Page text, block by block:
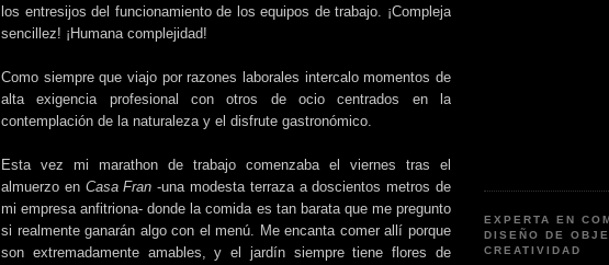
los entresijos del funcionamiento de los equipos de trabajo. ¡Compleja
sencillez! ¡Humana complejidad!
Como siempre que viajo por razones laborales intercalo momentos de
alta exigencia profesional con otros de ocio centrados en la
contemplación de la naturaleza y el disfrute gastronómico.
Esta vez mi marathon de trabajo comenzaba el viernes tras el
almuerzo en Casa Fran -una modesta terraza a doscientos metros de
mi empresa anfitriona- donde la comida es tan barata que me pregunto
si realmente ganarán algo con el menú. Me encanta comer allí porque
son extremadamente amables, y el jardín siempre tiene flores de
EXPERTA EN
DISEÑO DE
CREATIVIDAD